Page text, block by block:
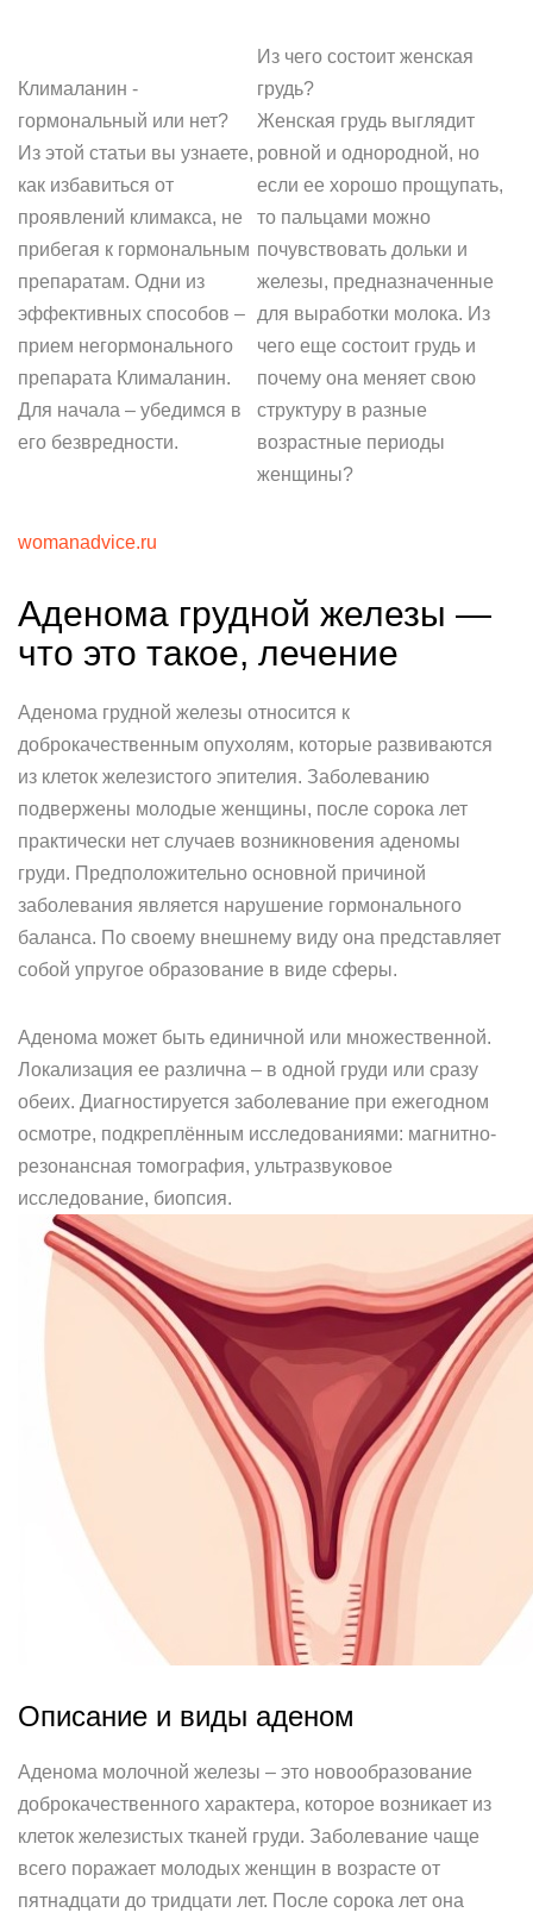
Клималанин -
гормональный или нет?
Из этой статьи вы узнаете,
как избавиться от
проявлений климакса, не
прибегая к гормональным
препаратам. Одни из
эффективных способов –
прием негормонального
препарата Клималанин.
Для начала – убедимся в
его безвредности.
Из чего состоит женская
грудь?
Женская грудь выглядит
ровной и однородной, но
если ее хорошо прощупать,
то пальцами можно
почувствовать дольки и
железы, предназначенные
для выработки молока. Из
чего еще состоит грудь и
почему она меняет свою
структуру в разные
возрастные периоды
женщины?
womanadvice.ru
Аденома грудной железы —
что это такое, лечение
Аденома грудной железы относится к
доброкачественным опухолям, которые развиваются
из клеток железистого эпителия. Заболеванию
подвержены молодые женщины, после сорока лет
практически нет случаев возникновения аденомы
груди. Предположительно основной причиной
заболевания является нарушение гормонального
баланса. По своему внешнему виду она представляет
собой упругое образование в виде сферы.
Аденома может быть единичной или множественной.
Локализация ее различна – в одной груди или сразу
обеих. Диагностируется заболевание при ежегодном
осмотре, подкреплённым исследованиями: магнитно-
резонансная томография, ультразвуковое
исследование, биопсия.
Описание и виды аденом
Аденома молочной железы – это новообразование
доброкачественного характера, которое возникает из
клеток железистых тканей груди. Заболевание чаще
всего поражает молодых женщин в возрасте от
пятнадцати до тридцати лет. После сорока лет она